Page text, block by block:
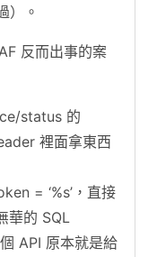
）。
反而出事的案
status 的
裡面拿東西
= ‘%s’，直接
華的 SQL
API 原本就是給